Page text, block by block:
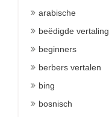
arabische
beëdigde vertaling
beginners
berbers vertalen
bing
bosnisch